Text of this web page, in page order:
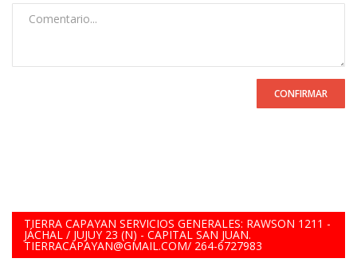
CONFIRMAR
TIERRA CAPAYAN SERVICIOS GENERALES: RAWSON 1211 -
JÁCHAL / JUJUY 23 (N) - CAPITAL SAN JUAN.
TIERRACAPAYAN@GMAIL.COM/ 264-6727983